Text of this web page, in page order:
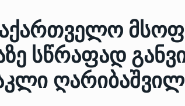
სწრაფად
10/05/2022
რკინიგზის
დირექტორმა შუა
12
13